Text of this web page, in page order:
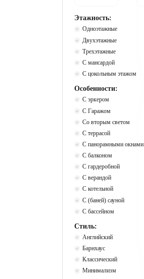
Этажность:
Одноэтажные
Двухэтажные
Трехэтажные
С мансардой
С цокольным этажом
Особенности:
С эркером
С Гаражом
Со вторым светом
С террасой
С панорамными окнами
С балконом
С гардеробной
С верандой
С котельной
С (баней) сауной
С бассейном
Стиль:
Английский
Барнхаус
Классический
Минимализм